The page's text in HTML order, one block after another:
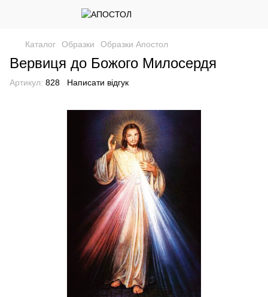
Каталог Образки Образки Апостол
Вервиця до Божого Милосердя
Артикул: 828 Написати відгук